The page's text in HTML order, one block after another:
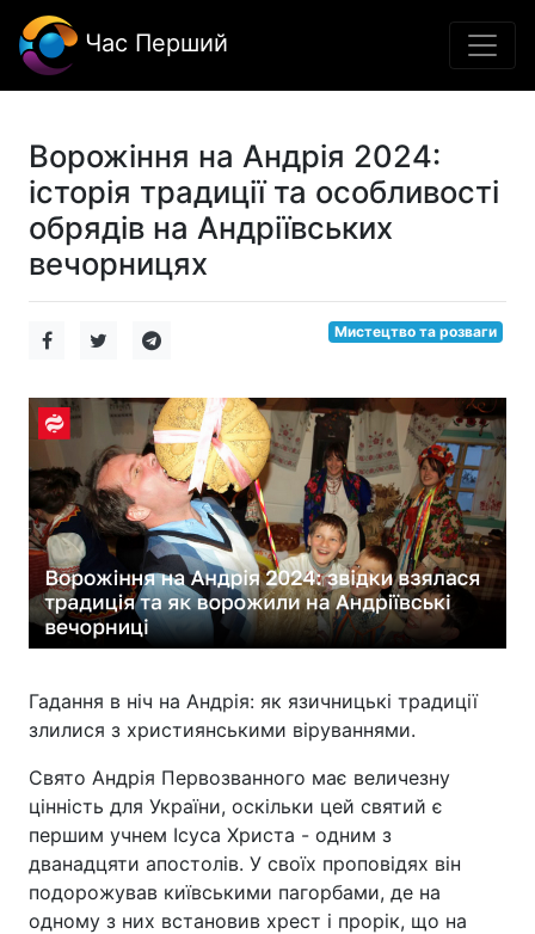
Час Перший
Ворожіння на Андрія 2024:
історія традиції та особливості
обрядів на Андріївських
вечорницях
Мистецтво та розваги
Гадання в ніч на Андрія: як язичницькі традиції
злилися з християнськими віруваннями.
Свято Андрія Первозванного має величезну
цінність для України, оскільки цей святий є
першим учнем Ісуса Христа - одним з
дванадцяти апостолів. У своїх проповідях він
подорожував київськими пагорбами, де на
одному з них встановив хрест і прорік, що на